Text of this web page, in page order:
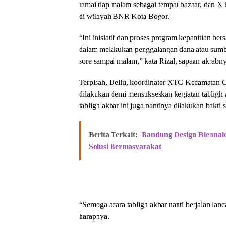
ramai tiap malam sebagai tempat bazaar, dan
di wilayah BNR Kota Bogor.
“Ini inisiatif dan proses program kepanitian
dalam melakukan penggalangan dana atau
sore sampai malam,” kata Rizal, sapaan
Terpisah, Dellu, koordinator XTC Kecamatan
dilakukan demi mensukseskan kegiatan
tabligh akbar ini juga nantinya dilakukan bakti
Berita Terkait: Bandung Design
Solusi Bermasyarakat
“Semoga acara tabligh akbar nanti berjalan
harapnya.